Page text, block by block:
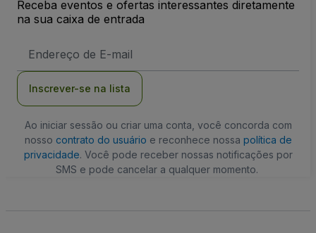
Receba eventos e ofertas interessantes diretamente
na sua caixa de entrada
de
Inscrever-se na lista
Ao iniciar sessão ou criar uma conta, você concorda com
nosso contrato do usuário e reconhece nossa política de
privacidade. Você pode receber nossas notificações por
SMS e pode cancelar a qualquer momento.